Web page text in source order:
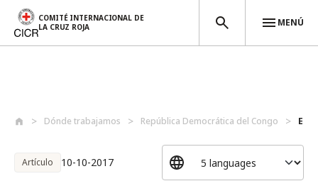
COMITÉ INTERNACIONAL DE
LA CRUZ ROJA
MENÚ
Dónde trabajamos República Democrática del Congo En
Artículo 10-10-2017